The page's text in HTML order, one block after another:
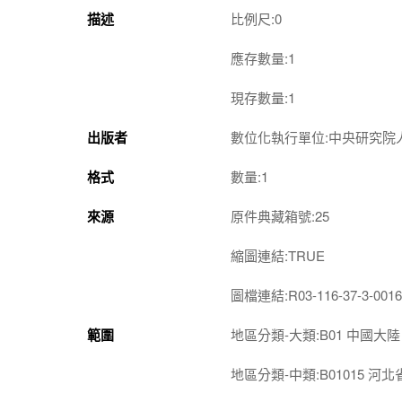
描述 比例尺:0
應存數量:1
現存數量:1
出版者 數位化執行單位:中央研究
格式 數量:1
來源 原件典藏箱號:25
縮圖連結:TRUE
圖檔連結:R03-116-37-3-0016
範圍 地區分類-大類:B01 中國大陸
地區分類-中類:B01015 河北